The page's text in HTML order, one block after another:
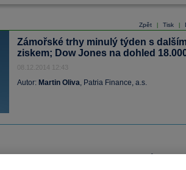
Zpět Tisk
Zámořské trhy minulý týden s
ziskem; Dow Jones na dohled
08.12.2014 12:43
Autor: Martin Oliva, Patria Finance, a.s.